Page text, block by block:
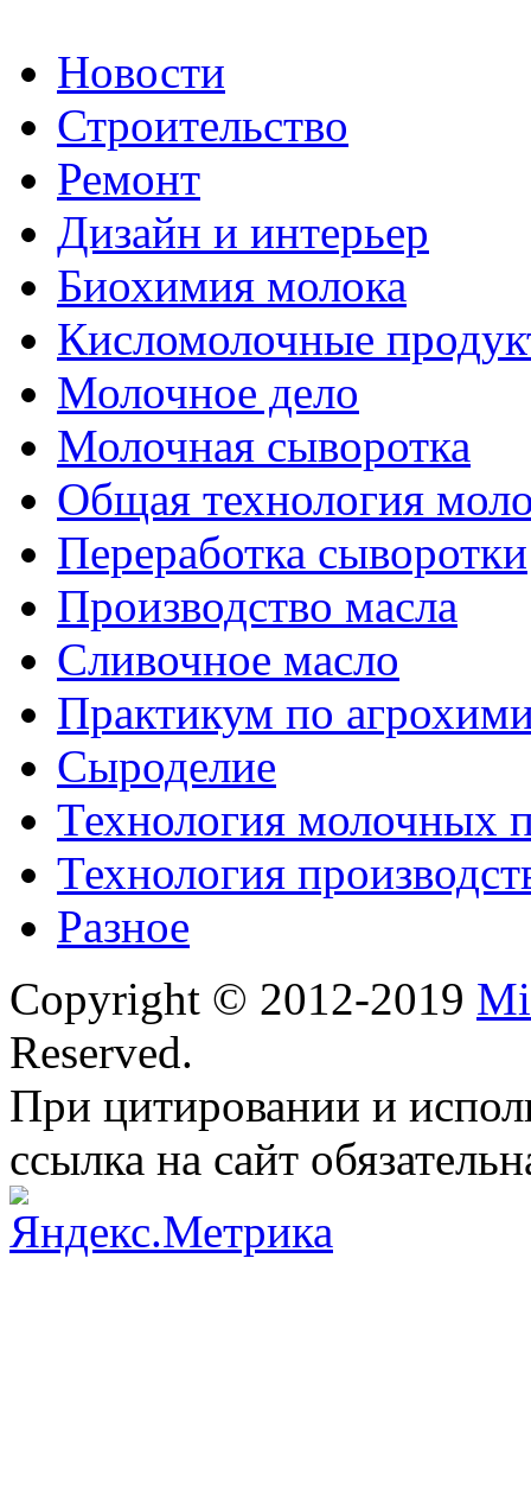
Новости
Строительство
Ремонт
Дизайн и интерьер
Биохимия молока
Кисломолочные
Молочное дело
Молочная сыворотка
Общая технология
Переработка сыворотки
Производство масла
Сливочное масло
Практикум по
Сыроделие
Технология молочных
Технология
Разное
Copyright © 2012-2019
Reserved.
При цитировании и
ссылка на сайт